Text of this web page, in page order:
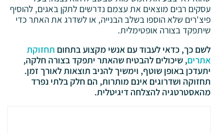
עסקים רבים מוצאים את עצמם נדרשים לתקן באגים, להוסיף
פיצ'רים שלא הוספו בשלב הבנייה, או לשדרג את האתר כדי
שיתפקד בצורה אופטימלית.
לשם כך, כדאי לעבוד עם אנשי מקצוע בתחוםתחזוקת
אתרים, שיכולים להבטיח שהאתר יתפקד בצורה חלקה,
יתעדכן באופן שוטף, וימשיך להניב תוצאות לאורך זמן.
תחזוקה ושדרוגים אינם מותרות, הם חלק בלתי נפרד
מהאסטרטגיה להצלחה דיגיטלית.